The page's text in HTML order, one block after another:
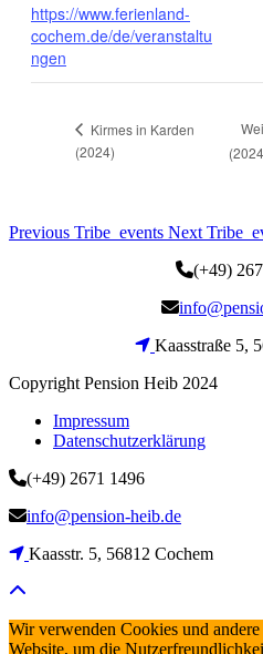
https://www.ferienland-
cochem.de/de/veranstaltu
ngen
Kirmes in Karden
(2024)
Previous Tribe_events Next
(+49)
Kaasstraße 5,
Copyright Pension Heib 2024
Impressum
Datenschutzerklärung
(+49) 2671 1496
info@pension-heib.de
Kaasstr. 5, 56812 Cochem
Wir verwenden Cookies und
Website, um die